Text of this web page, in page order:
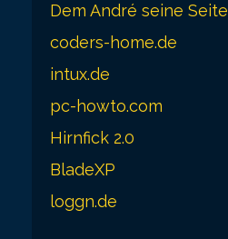
Dem André seine Seite
coders-home.de
intux.de
pc-howto.com
Hirnfick 2.0
BladeXP
loggn.de